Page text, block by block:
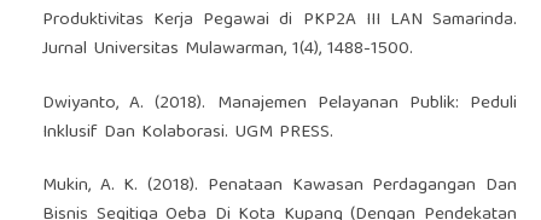
Produktivitas Kerja Pegawai di PKP2A III LAN Samarinda.
Jurnal Universitas Mulawarman, 1(4), 1488-1500.
Dwiyanto, A. (2018). Manajemen Pelayanan Publik: Peduli
Inklusif Dan Kolaborasi. UGM PRESS.
Mukin, A. K. (2018). Penataan Kawasan Perdagangan Dan